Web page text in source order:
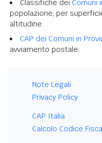
Classifiche dei Comuni
popolazione, per
altitudine.
CAP dei Comuni in
avviamento postale.
Note Legali
Privacy Policy
CAP Italia
Calcolo Codice